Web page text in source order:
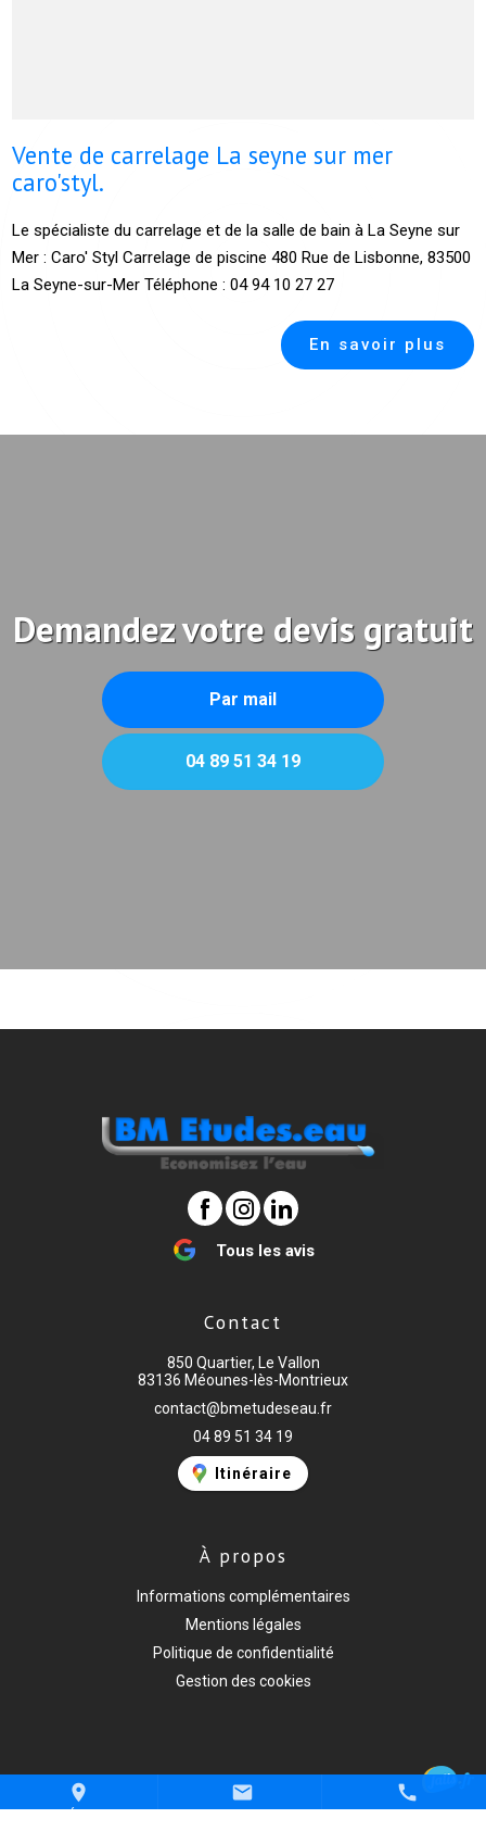
Vente de carrelage La seyne sur mer
caro'styl.
Le spécialiste du carrelage et de la salle de bain à La Seyne sur
Mer : Caro' Styl Carrelage de piscine 480 Rue de Lisbonne, 83500
La Seyne-sur-Mer Téléphone : 04 94 10 27 27
En savoir plus
Demandez votre devis gratuit
Par mail
04 89 51 34 19
place mail call
Tous les avis
Contact
850 Quartier, Le Vallon
83136 Méounes-lès-Montrieux
contact@bmetudeseau.fr
04 89 51 34 19
Itinéraire
À propos
Informations complémentaires
Mentions légales
Politique de confidentialité
Gestion des cookies